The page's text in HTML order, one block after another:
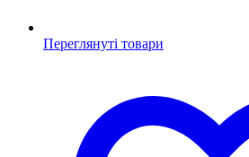
Переглянуті товари